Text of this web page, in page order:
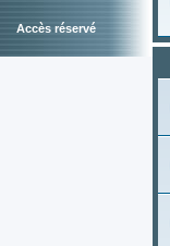
Accès réservé